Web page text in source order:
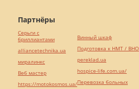
Партнёры
Серьги с
бриллиантами
alliancetechnika.ua
миралинкс
Веб мастер
https://motokosmos.ua/
Винный шкаф
Подготовка к НМТ / ВНО
pereklad.ua
hospice-life.com.ua/
Перевозка больных